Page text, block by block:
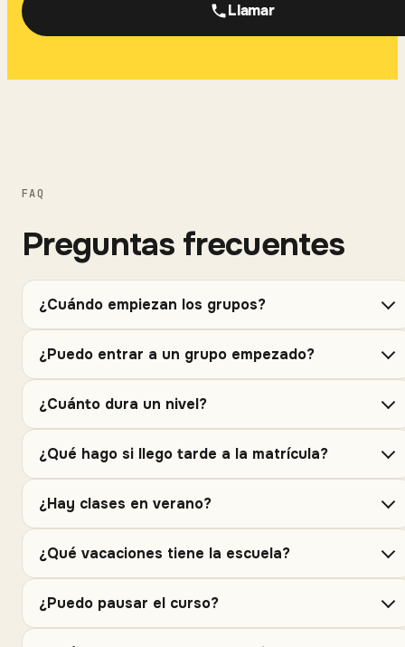
Llamar
FAQ
Preguntas frecuentes
¿Cuándo empiezan los grupos?
¿Puedo entrar a un grupo empezado?
¿Cuánto dura un nivel?
¿Qué hago si llego tarde a la matrícula?
¿Hay clases en verano?
¿Qué vacaciones tiene la escuela?
¿Puedo pausar el curso?